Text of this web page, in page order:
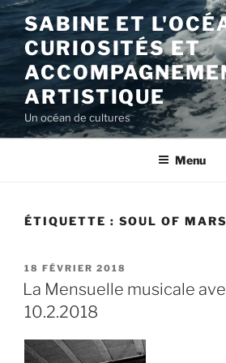
Aller
au
contenu
principal
SABINE ET
CURIOSITÉS ET
ARTISTIQUE
Un océan de cultures
Menu
ÉTIQUETTE : SOUL OF
PUBLIÉ
LE
18 FÉVRIER 2018
La Mensuelle musicale
10.2.2018